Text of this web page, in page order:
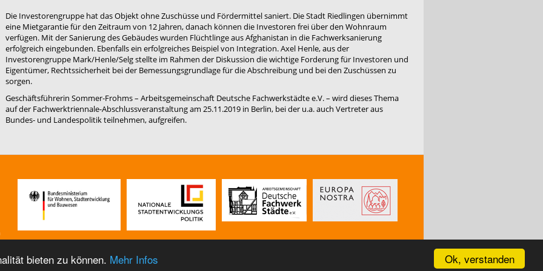
Ok, verstanden
bieten zu können. Mehr Infos
Die Investorengruppe hat das Objekt ohne Zuschüsse und Fördermittel saniert. Die Stadt Riedlingen übernimmt
eine Mietgarantie für den Zeitraum von 12 Jahren, danach können die Investoren frei über den Wohnraum
verfügen. Mit der Sanierung des Gebäudes wurden Flüchtlinge aus Afghanistan in die Fachwerksanierung
erfolgreich eingebunden. Ebenfalls ein erfolgreiches Beispiel von Integration. Axel Henle, aus der
Investorengruppe Mark/Henle/Selg stellte im Rahmen der Diskussion die wichtige Forderung für Investoren und
Eigentümer, Rechtssicherheit bei der Bemessungsgrundlage für die Abschreibung und bei den Zuschüssen zu
sorgen.
Geschäftsführerin Sommer-Frohms – Arbeitsgemeinschaft Deutsche Fachwerkstädte e.V. – wird dieses Thema
auf der Fachwerktriennale-Abschlussveranstaltung am 25.11.2019 in Berlin, bei der u.a. auch Vertreter aus
Bundes- und Landespolitik teilnehmen, aufgreifen.